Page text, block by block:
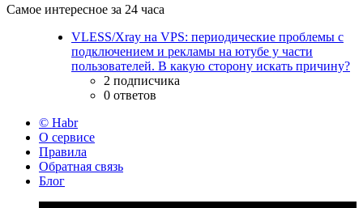
Самое интересное за 24 часа
VLESS/Xray на VPS: периодические проблемы с
подключением и рекламы на ютубе у части
пользователей. В какую сторону искать причину?
2 подписчика
0 ответов
© Habr
О сервисе
Правила
Обратная связь
Блог